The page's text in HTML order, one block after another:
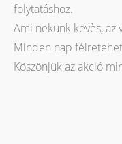
folytatáshoz.
Ami nekünk kevès, az
Minden nap
Köszönjük az akció